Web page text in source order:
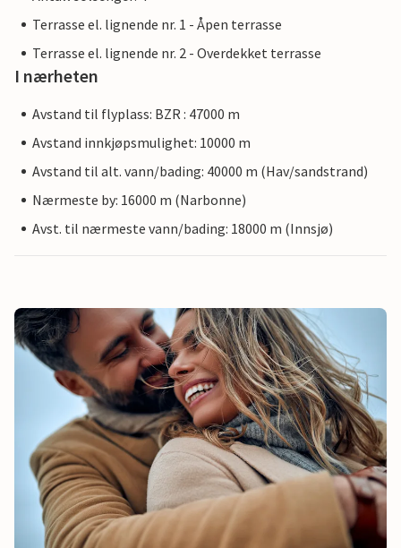
Terrasse el. lignende nr. 1 - Åpen terrasse
Terrasse el. lignende nr. 2 - Overdekket terrasse
I nærheten
Avstand til flyplass: BZR : 47000 m
Avstand innkjøpsmulighet: 10000 m
Avstand til alt. vann/bading: 40000 m (Hav/sandstrand)
Nærmeste by: 16000 m (Narbonne)
Avst. til nærmeste vann/bading: 18000 m (Innsjø)